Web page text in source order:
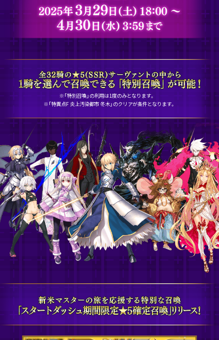
※「特別召喚」の利用は1度のみとなります。
※「特異点F 炎上汚染都市 冬木」のクリアが条件となります。